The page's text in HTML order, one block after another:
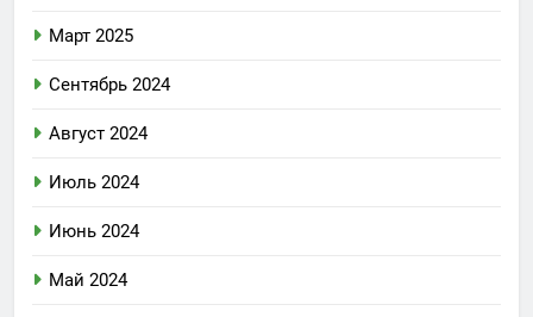
Март 2025
Сентябрь 2024
Август 2024
Июль 2024
Июнь 2024
Май 2024